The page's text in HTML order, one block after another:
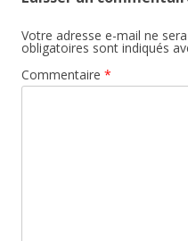
Votre adresse e-mail ne
obligatoires sont indiqués
Commentaire *